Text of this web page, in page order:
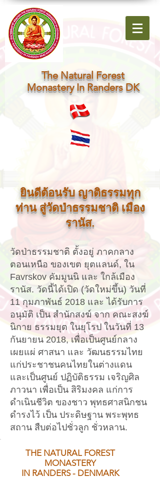
The Natural Forest
Monastery In Randers DK
ยินดีต้อนรับ ญาติธรรมทุก
ท่าน สู่วัดป่าธรรมชาติ เมือง
รานัส.
วัดป่าธรรมชาติ ตั้งอยู่ ภาคกลาง
ตอนเหนือ ของเขต ยุตแลนด์, ใน
Favrskov คัมมูนนิ และ ใกล้เมือง
รานัส. วัดนี้ได้เปิด (วัดใหม่ขึ้น) วันที่
11 กุมภาพันธ์ 2018 และ ได้รับการ
อนุมัติ เป็น สำนักสงฆ์ จาก คณะสงฆ์
นิกาย ธรรมยุต ในยุโรป ในวันที่ 13
กันยายน 2018, เพื่อเป็นศูนย์กลาง
เผยแผ่ ศาสนา และ วัฒนธรรมไทย
แก่ประชาชนคนไทยในต่างแดน
และเป็นศูนย์ ปฏิบัติธรรม เจริญศิล
ภาวนา เพื่อเป็น สิริมงคล แก่การ
ดำเนินชีวิต ของชาว พุทธศาสนิกชน
ดำรงไว้ เป็น ประดิษฐาน พระพุทธ
สถาน สืบต่อไปชั่วลูก ชั่วหลาน.
THE NATURAL FOREST
MONASTERY
IN RANDERS - DENMARK